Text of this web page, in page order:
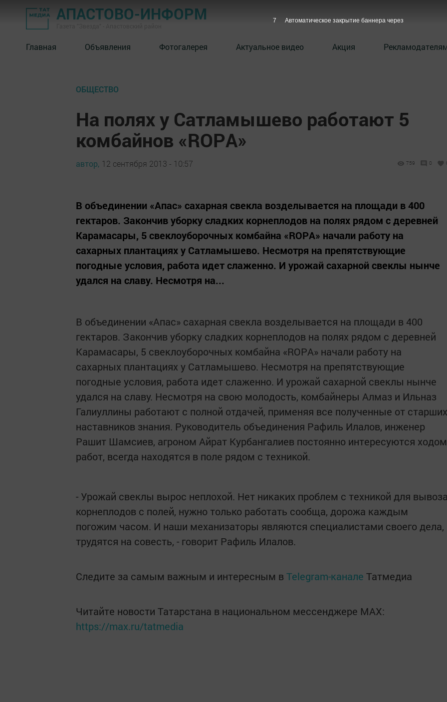
АПАСТОВО-ИНФОРМ
Главная Объявления Фотогалерея Актуальное видео Акция
ОБЩЕСТВО
На полях у Сатламышево работают 5
комбайнов «ROPА»
автор, 12 сентября 2013 - 10:57 759 0
В объединении «Апас» сахарная свекла возделывается на площади в 400
гектаров. Закончив уборку сладких корнеплодов на полях рядом с деревней
Карамасары, 5 свеклоуборочных комбайна «ROPА» начали работу на
сахарных плантациях у Сатламышево. Несмотря на препятствующие
погодные условия, работа идет слаженно. И урожай сахарной свеклы нынче
удался на славу. Несмотря на...
В объединении «Апас» сахарная свекла возделывается на площади в 400
гектаров. Закончив уборку сладких корнеплодов на полях рядом с деревней
Карамасары, 5 свеклоуборочных комбайна «ROPА» начали работу на
сахарных плантациях у Сатламышево. Несмотря на препятствующие
погодные условия, работа идет слаженно. И урожай сахарной свеклы нынче
удался на славу. Несмотря на свою молодость, комбайнеры Алмаз и Ильназ
Галиуллины работают с полной отдачей, применяя все полученные от старших
наставников знания. Руководитель объединения Рафиль Илалов, инженер
Рашит Шамсиев, агроном Айрат Курбангалиев постоянно интересуются ходом
работ, всегда находятся в поле рядом с техникой.
- Урожай свеклы вырос неплохой. Нет никаких проблем с техникой для
корнеплодов с полей, нужно только работать сообща, дорожа каждым
погожим часом. И наши механизаторы являются специалистами своего дела,
трудятся на совесть, - говорит Рафиль Илалов.
Следите за самым важным и интересным в Telegram-канале Татмедиа
Читайте новости Татарстана в национальном мессенджере MАХ:
https://max.ru/tatmedia
6 Автоматическое закрытие баннера через